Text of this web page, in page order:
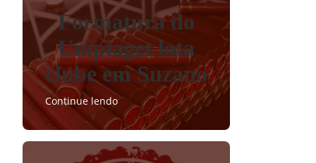
Formatura do
Unipiaget lota
clube em Suzano
Continue lendo